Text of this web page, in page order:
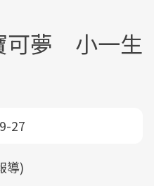
可夢 小一生
27
導)